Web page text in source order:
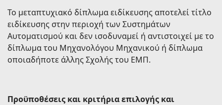
Το μεταπτυχιακό δίπλωμα ειδίκευσης αποτελεί τίτλο
ειδίκευσης στην περιοχή των Συστημάτων
Αυτοματισμού και δεν ισοδυναμεί ή αντιστοιχεί με το
δίπλωμα του Μηχανολόγου Μηχανικού ή δίπλωμα
οποιαδήποτε άλλης Σχολής του ΕΜΠ.
Προϋποθέσεις και κριτήρια επιλογής και